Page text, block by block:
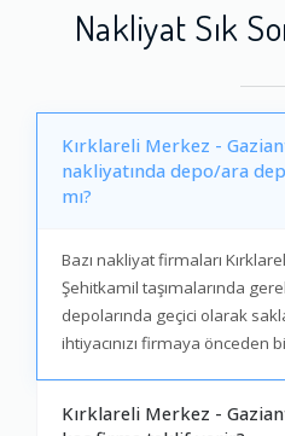
Nakliyat Sık
Kırklareli Merkez -
nakliyatında depo/ara
mı?
Bazı nakliyat firmaları
Şehitkamil taşımalarında
depolarında geçici olarak
ihtiyacınızı firmaya önceden
Kırklareli Merkez -